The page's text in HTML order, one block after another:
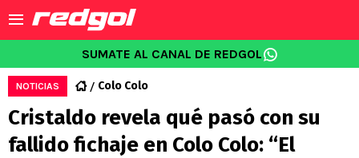
SUMATE AL CANAL DE REDGOL
NOTICIAS Colo Colo
Cristaldo revela qué pasó con su
fallido fichaje en Colo Colo: “El